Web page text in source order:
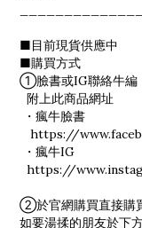
■目前現貨供應中
■購買方式
①臉書或IG聯絡牛編
附上此商品網址
・瘋牛臉書
https://
・瘋牛IG
https://
②於官網購買直接購
如要湯揉的朋友於下